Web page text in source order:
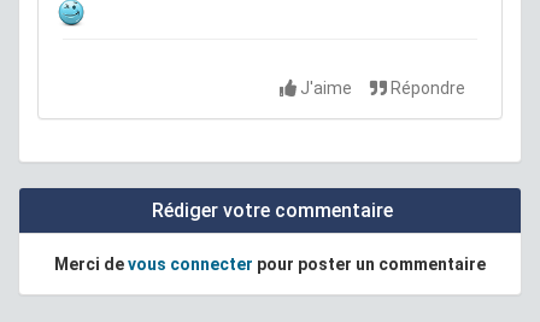
J'aime Répondre
Rédiger votre commentaire
Merci devous connecter pour poster un commentaire